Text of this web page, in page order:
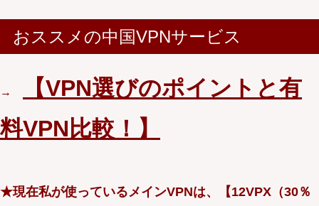
おススメの中国VPNサービス
→
【VPN選びのポイントと有
料VPN比較！】
★現在私が使っているメインVPNは、【12VPX（30％